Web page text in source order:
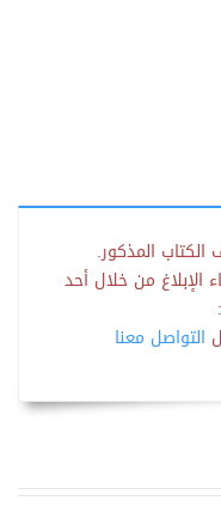
المذكور.
الإبلاغ من خلال أحد
التواصل معنا